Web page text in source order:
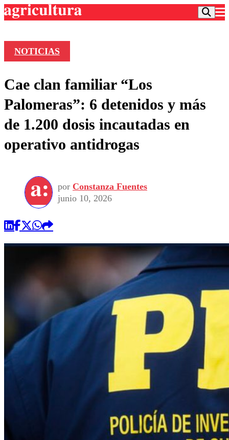
Frecuencias
Agricultura TV
Deportes
Colo Colo
Motor
Torneo Internacional
Torneo Nacional
Entretención
Noticias
Internacional
Nacional
Vida Social
Programas
Comercial
NOTICIAS
Cae clan familiar “Los
Palomeras”: 6 detenidos y más
de 1.200 dosis incautadas en
operativo antidrogas
por Constanza Fuentes
junio 10, 2026